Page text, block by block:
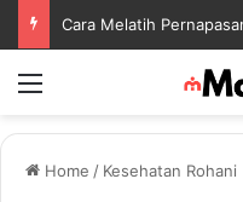
Home / Kesehatan Rohani